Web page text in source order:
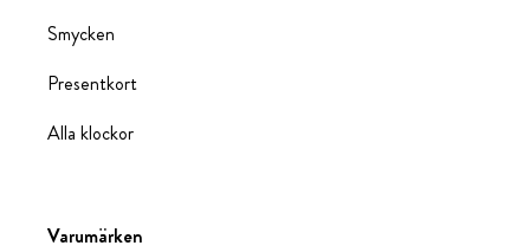
Smycken
Presentkort
Alla klockor
Varumärken